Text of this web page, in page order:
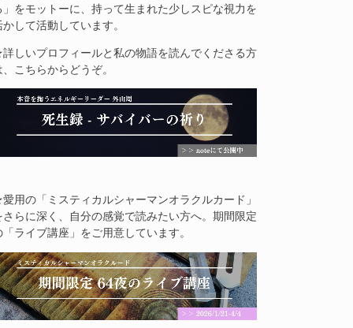
」をモットーに、持って生まれた少しスピな視力を
かして活動しています。
しいプロフィールと私の物語を読んでくださる方
、こちらからどうぞ。
用の「ミスティカルシャーマンオラクルカード」
さらに深く、自分の感覚で読みたい方へ。期間限定
「ライブ講座」をご用意しています。